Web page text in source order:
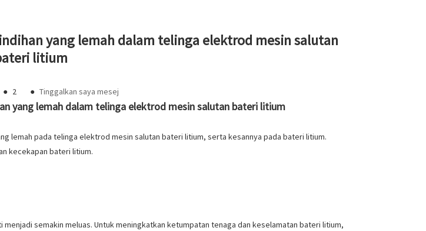
yang lemah dalam telinga elektrod mesin salutan
litium
● 2 ● Tinggalkan saya mesej
yang lemah dalam telinga elektrod mesin salutan bateri litium
lemah pada telinga elektrod mesin salutan bateri litium, serta kesannya pada bateri litium.
kecekapan bateri litium.
semakin meluas. Untuk meningkatkan ketumpatan tenaga dan keselamatan bateri litium,